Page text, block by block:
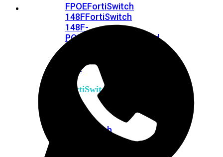
FPOEFortiSwitch
148FFortiSwitch
148F-
POE
FortiSwitchRugged
POE
FortiSwitch
Series
FortiSwitch